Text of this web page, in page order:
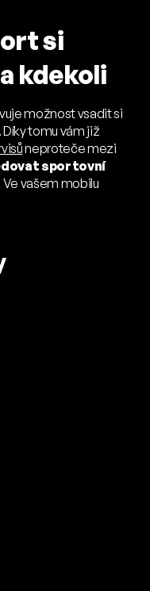
si
kdekoli
možnost vsadit si
tomu vám již
neproteče mezi
sportovní
Ve vašem mobilu